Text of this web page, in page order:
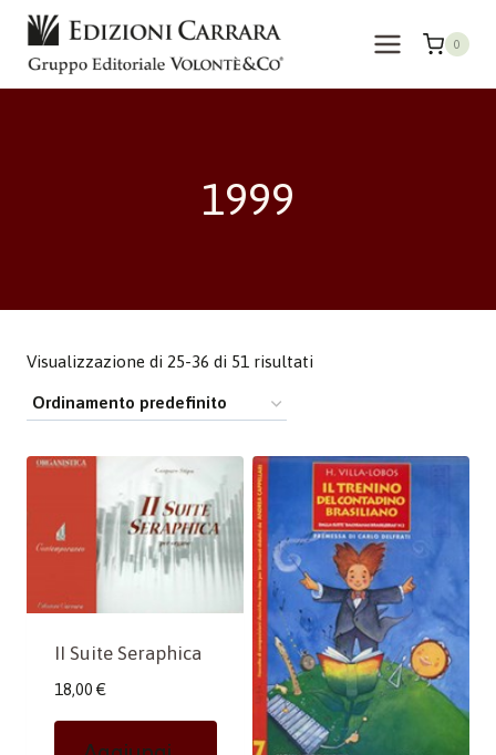
Salta
contenuto
0
1999
Visualizzazione di 25-36 di 51 risultati
II Suite Seraphica
18,00 €